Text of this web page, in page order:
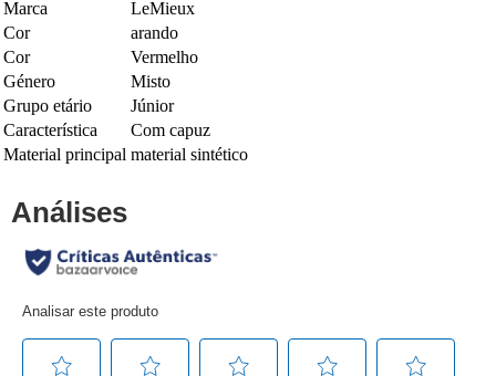
Marca
LeMieux
Cor
arando
Cor
Vermelho
Género
Misto
Grupo etário
Júnior
Característica
Com capuz
Material principal material sintético